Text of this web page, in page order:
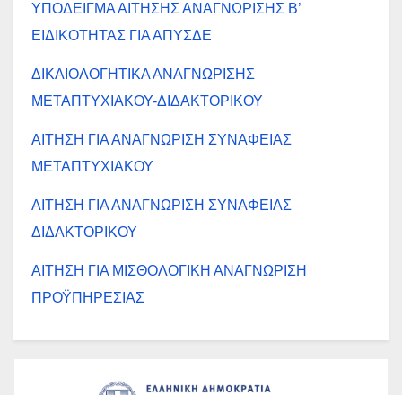
ΥΠΟΔΕΙΓΜΑ ΑΙΤΗΣΗΣ ΑΝΑΓΝΩΡΙΣΗΣ Β’
ΕΙΔΙΚΟΤΗΤΑΣ ΓΙΑ ΑΠΥΣΔΕ
ΔΙΚΑΙΟΛΟΓΗΤΙΚΑ ΑΝΑΓΝΩΡΙΣΗΣ
ΜΕΤΑΠΤΥΧΙΑΚΟΥ-ΔΙΔΑΚΤΟΡΙΚΟΥ
ΑΙΤΗΣΗ ΓΙΑ ΑΝΑΓΝΩΡΙΣΗ ΣΥΝΑΦΕΙΑΣ
ΜΕΤΑΠΤΥΧΙΑΚΟΥ
ΑΙΤΗΣΗ ΓΙΑ ΑΝΑΓΝΩΡΙΣΗ ΣΥΝΑΦΕΙΑΣ
ΔΙΔΑΚΤΟΡΙΚΟΥ
ΑΙΤΗΣΗ ΓΙΑ ΜΙΣΘΟΛΟΓΙΚΗ ΑΝΑΓΝΩΡΙΣΗ
ΠΡΟΫΠΗΡΕΣΙΑΣ